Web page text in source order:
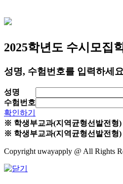
2025학년도 수시모집
성명, 수험번호를 입력하세
성명
수험번호
확인하기
※ 학생부교과(지역균형선발전형
※ 학생부교과(지역균형선발전형
Copyright uwayapply @ All Rights